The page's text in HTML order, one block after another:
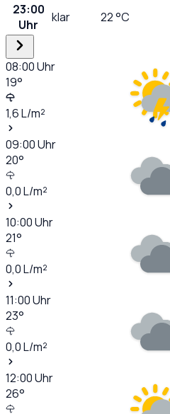
23:00
Uhr
klar 22°C
08:00Uhr
19°
1,6L/m²
09:00Uhr
20°
0,0L/m²
10:00Uhr
21°
0,0L/m²
11:00Uhr
23°
0,0L/m²
12:00Uhr
26°